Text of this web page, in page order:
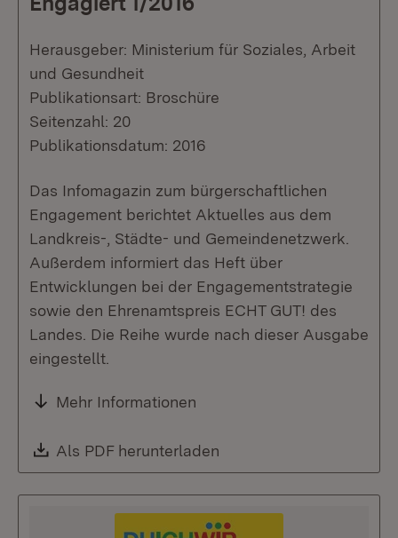
Herausgeber: Ministerium für Soziales, Arbeit
und Gesundheit
Publikationsart: Broschüre
Seitenzahl: 20
Publikationsdatum: 2016
Das Infomagazin zum bürgerschaftlichen
Engagement berichtet Aktuelles aus dem
Landkreis-, Städte- und Gemeindenetzwerk.
Außerdem informiert das Heft über
Entwicklungen bei der Engagementstrategie
sowie den Ehrenamtspreis ECHT GUT! des
Landes. Die Reihe wurde nach dieser Ausgabe
eingestellt.
Mehr Informationen
Download:
Als PDF herunterladen